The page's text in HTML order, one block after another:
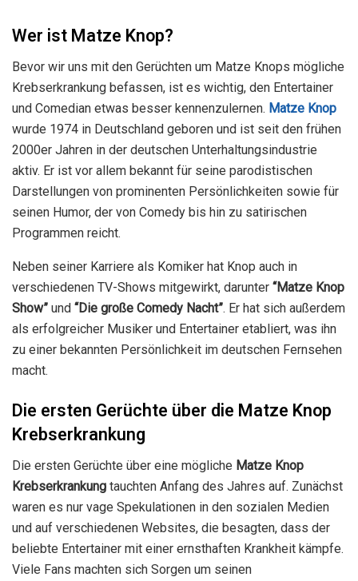
Wer ist Matze Knop?
Bevor wir uns mit den Gerüchten um Matze Knops mögliche
Krebserkrankung befassen, ist es wichtig, den Entertainer
und Comedian etwas besser kennenzulernen. Matze Knop
wurde 1974 in Deutschland geboren und ist seit den frühen
2000er Jahren in der deutschen Unterhaltungsindustrie
aktiv. Er ist vor allem bekannt für seine parodistischen
Darstellungen von prominenten Persönlichkeiten sowie für
seinen Humor, der von Comedy bis hin zu satirischen
Programmen reicht.
Neben seiner Karriere als Komiker hat Knop auch in
verschiedenen TV-Shows mitgewirkt, darunter “Matze Knop
Show” und “Die große Comedy Nacht”. Er hat sich außerdem
als erfolgreicher Musiker und Entertainer etabliert, was ihn
zu einer bekannten Persönlichkeit im deutschen Fernsehen
macht.
Die ersten Gerüchte über die Matze Knop
Krebserkrankung
Die ersten Gerüchte über eine mögliche Matze Knop
Krebserkrankung tauchten Anfang des Jahres auf. Zunächst
waren es nur vage Spekulationen in den sozialen Medien
und auf verschiedenen Websites, die besagten, dass der
beliebte Entertainer mit einer ernsthaften Krankheit kämpfe.
Viele Fans machten sich Sorgen um seinen